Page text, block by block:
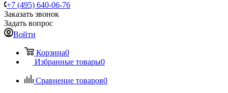
+7 (495) 640-06-76
Заказать звонок
Задать вопрос
Войти
Корзина0
Избранные товары0
Сравнение товаров0